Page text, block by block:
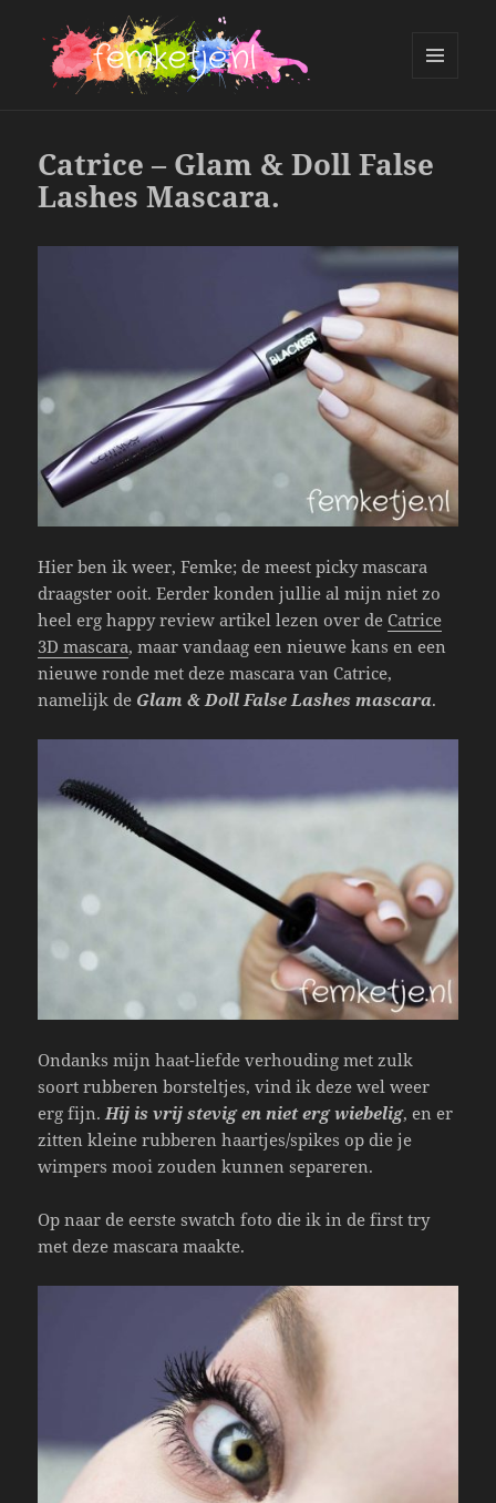
Catrice – Glam & Doll False
Lashes Mascara.
Hier ben ik weer, Femke; de meest picky mascara
draagster ooit. Eerder konden jullie al mijn niet zo
heel erg happy review artikel lezen over de Catrice
3D mascara, maar vandaag een nieuwe kans en een
nieuwe ronde met deze mascara van Catrice,
namelijk de Glam & Doll False Lashes mascara.
Ondanks mijn haat-liefde verhouding met zulk
soort rubberen borsteltjes, vind ik deze wel weer
erg fijn. Hij is vrij stevig en niet erg wiebelig, en er
zitten kleine rubberen haartjes/spikes op die je
wimpers mooi zouden kunnen separeren.
Op naar de eerste swatch foto die ik in de first try
met deze mascara maakte.